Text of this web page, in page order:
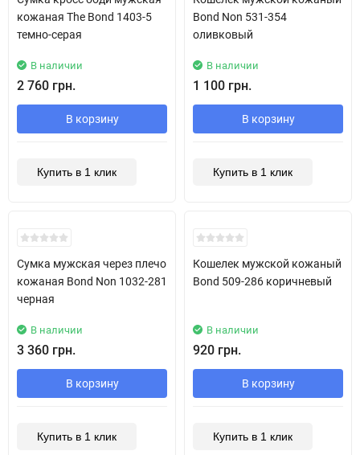
кожаная The Bond 1403-5
темно-серая
В наличии
2 760 грн.
В корзину
Купить в 1 клик
Bond Non 531-354
оливковый
В наличии
1 100 грн.
В корзину
Купить в 1 клик
New!
Сумка мужская через плечо
кожаная Bond Non 1032-281
черная
В наличии
3 360 грн.
В корзину
Купить в 1 клик
Кошелек мужской кожаный
Bond 509-286 коричневый
В наличии
920 грн.
В корзину
Купить в 1 клик